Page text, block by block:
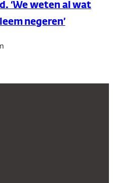
‘We weten al wat
negeren’